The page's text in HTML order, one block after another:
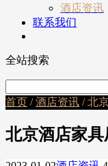
酒店资讯
联系我们
全站搜索
首页 /酒店资讯 / 北
北京酒店家具